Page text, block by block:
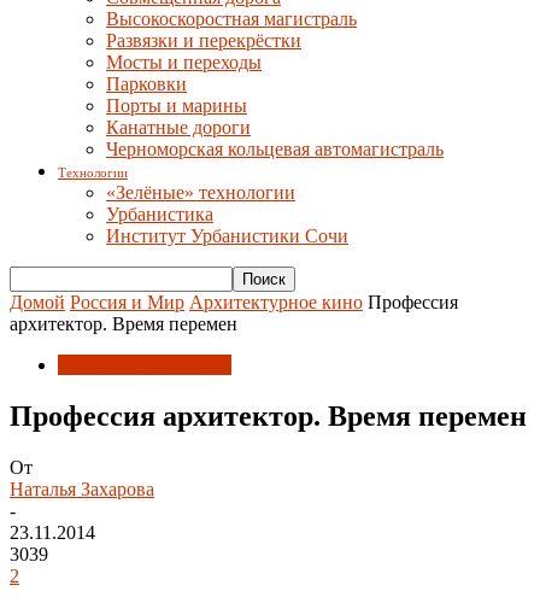
Высокоскоростная магистраль
Развязки и перекрёстки
Мосты и переходы
Парковки
Порты и марины
Канатные дороги
Черноморская кольцевая автомагистраль
Технологии
«Зелёные» технологии
Урбанистика
Институт Урбанистики Сочи
Домой Россия и Мир Архитектурное кино Профессия
архитектор. Время перемен
Профессия архитектор. Время перемен
От
Наталья Захарова
-
23.11.2014
3039
2